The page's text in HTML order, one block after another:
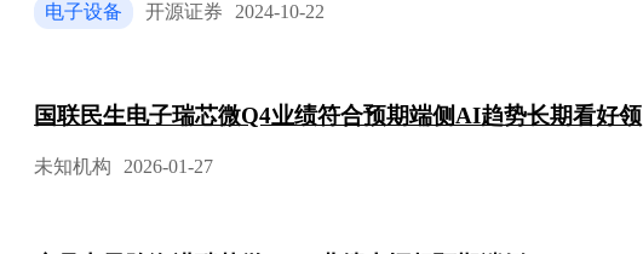
电子设备 开源证券 2024-10-22
国联民生电子瑞芯微Q4业绩符合预期端侧AI趋势长期看好领
未知机构 2026-01-27